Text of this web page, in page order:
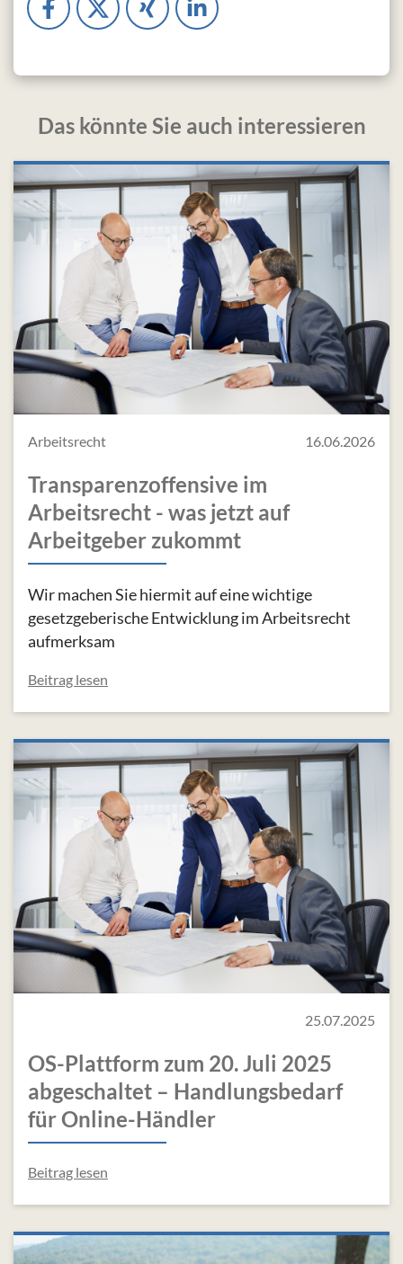
Das könnte Sie auch interessieren
Arbeitsrecht 16.06.2026
Transparenzoffensive im
Arbeitsrecht - was jetzt auf
Arbeitgeber zukommt
Wir machen Sie hiermit auf eine wichtige
gesetzgeberische Entwicklung im Arbeitsrecht
aufmerksam
Beitrag lesen
25.07.2025
OS-Plattform zum 20. Juli 2025
abgeschaltet – Handlungsbedarf
für Online-Händler
Beitrag lesen